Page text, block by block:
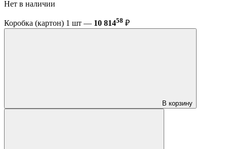
Нет в наличии
Коробка (картон) 1 шт — 10 81458 ₽
В корзину